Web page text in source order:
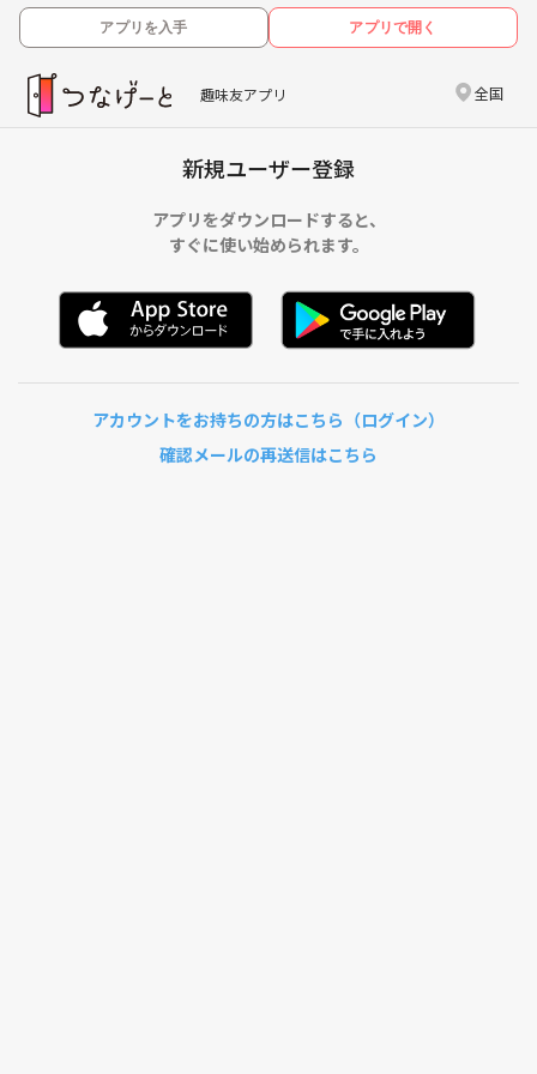
アプリを入手 アプリで開く
趣味友アプリ 全国
新規ユーザー登録
アプリをダウンロードすると、
すぐに使い始められます。
アカウントをお持ちの方はこちら（ログイン）
確認メールの再送信はこちら